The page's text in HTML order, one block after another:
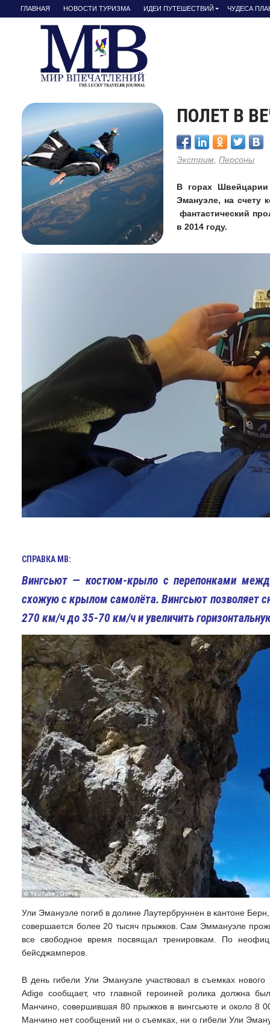
ГЛАВНАЯ НОВОСТИ ТУРИЗМА ИДЕИ ПУТЕШЕСТВИЙ ЧУДЕСА
ПОЛЕТ В
Экстрим ,Персоны
В горах Швейцарии
Эмануэле, на счету
фантастический
в 2014 году.
СПРАВКА МВ:
Вингсьют— костюм-крыло с перепонками
схожую с крылом самолёта. Вингсьют позволяет
270 км/ч до 35-70 км/ч и увеличить
Ули Эмануэле погиб в долине Лаутербруннен в кантоне
совершается более 20 тысяч прыжков. Сам Эммануэле
все свободное время посвящал тренировкам. По
бейсджамперов.
В день гибели Ули Эмануэле участвовал в съемках
Adige сообщает, что главной героиней ролика должна
Манчино, совершившая 80 прыжков в вингсьюте и около 8
Манчино нет сообщений ни о съемках, ни о гибели Ули